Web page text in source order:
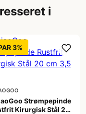
i
3%
Strømpepinde
Kirurgisk Stål 20